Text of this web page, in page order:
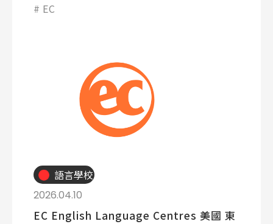
EC
語言學校
2026.04.10
EC English Language Centres 美國 東